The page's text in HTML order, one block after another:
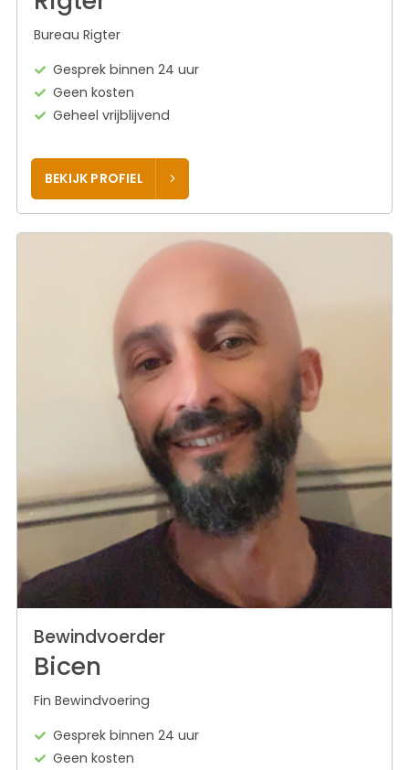
Bureau Rigter
Gesprek binnen 24 uur
Geen kosten
Geheel vrijblijvend
BEKIJK PROFIEL
Bewindvoerder
Bicen
Fin Bewindvoering
Gesprek binnen 24 uur
Geen kosten